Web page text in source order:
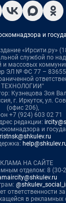
и
«Ирсити.ру»
службой по
и массовых
ЭЛ № ФС 77 – 83655
ТЕХНОЛОГИИ"
Кузнецова Зоя
г. Иркутск, ул.
(офис 206),
+7 (924) 603 02 71
редакции:
и
НА САЙТЕ
отделом: 8 (30-
ответственности
в рекламных